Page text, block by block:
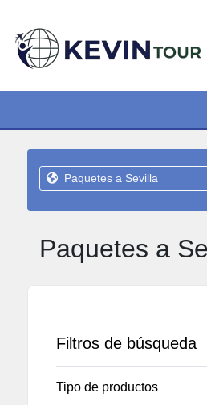
Paquetes a Sevilla
Paquetes a
Filtros de búsqueda
Tipo de productos